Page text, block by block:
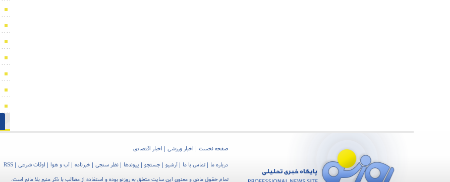
صفحه نخست اخبار ورزشی
اخبار اقتصادی
درباره ما
تماس با ما آرشیو جستجو پیوندها نظر سنجی خبرنامه آب و هوا اوقات شرعی
RSS
تمام حقوق مادی و معنوی این سایت متعلق به روزنو بوده و استفاده از مطالب با ذکر منبع بلا مانع است.